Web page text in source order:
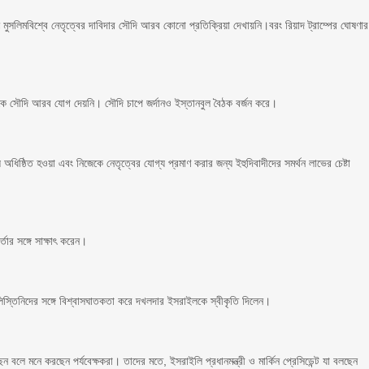
নেতৃত্বের দাবিদার সৌদি আরব কোনো প্রতিক্রিয়া দেখায়নি।বরং রিয়াদ ট্রাম্পের ঘোষণার
সৌদি আরব যোগ দেয়নি। সৌদি চাপে জর্দানও ইস্তানবুল বৈঠক বর্জন করে।
হওয়া এবং নিজেকে নেতৃত্বের যোগ্য প্রমাণ করার জন্য ইহুদিবাদীদের সমর্থন লাভের চেষ্টা
সঙ্গে সাক্ষাৎ করেন।
সঙ্গে বিশ্বাসঘাতকতা করে দখলদার ইসরাইলকে স্বীকৃতি দিলেন।
মনে করছেন পর্যবেক্ষকরা। তাদের মতে, ইসরাইলি প্রধানমন্ত্রী ও মার্কিন প্রেসিডেন্ট যা বলছেন